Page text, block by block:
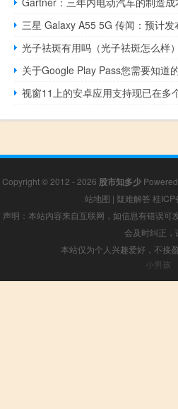
光子祛斑有用吗（光子祛斑怎么样）
关于Google Play Pass您需要知道
视窗11上的安卓应用支持现已在多
Copyright © 2012 - 2026 股市知多少
站地图 | 疑难解答 桂ICP
声明：本站内容来自互联网，如信息有错误
会及时纠正，
本站仅为个人兴趣爱好，不接
小男孩